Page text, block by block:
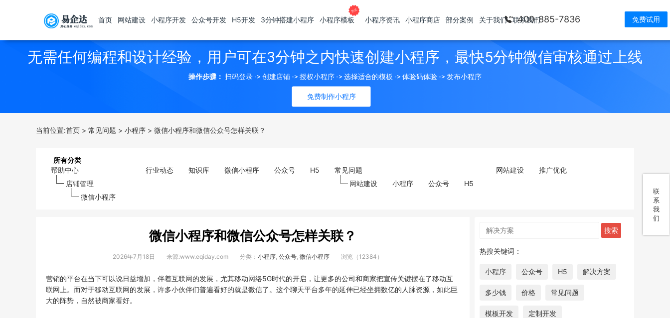
400-885-7836 免费试用
首页 网站建设 小程序开发 公众号开发 H5开发 3分钟搭建小程序 小程序模板 小程序资讯 小程序商店 部分案例 关于我们 联系我们
联
系
我
们
无需任何编程和设计经验，用户可在3分钟之内快速创建小程序，最快5分钟微信审核通过上线
免费制作小程序
操作步骤： 扫码登录 -> 创建店铺 -> 授权小程序 -> 选择适合的模板 -> 体验码体验 -> 发布小程序
当前位置:首页 > 常见问题 > 小程序 > 微信小程序和微信公众号怎样关联？
所有分类
帮助中心
店铺管理
微信小程序
行业动态 知识库 微信小程序 公众号 H5
常见问题
网站建设
小程序 公众号 H5
网站建设 推广优化
微信小程序和微信公众号怎样关联？
2026年7月18日 来源:www.eqiday.com 分类： 小程序 公众号 微信小程序 浏览（12384）
营销的平台在当下可以说日益增加，伴着互联网的发展，尤其移动网络5G时代的开启，让更多的公司和商家把宣传关键摆在了移动互
联网上。而对于移动互联网的发展，许多小伙伴们普遍看好的就是微信了。这个聊天平台多年的延伸已经坐拥数亿的人脉资源，如此巨
大的阵势，自然被商家看好。
热搜关键词：
小程序 公众号 H5 解决方案
多少钱 价格 常见问题
模板开发 定制开发